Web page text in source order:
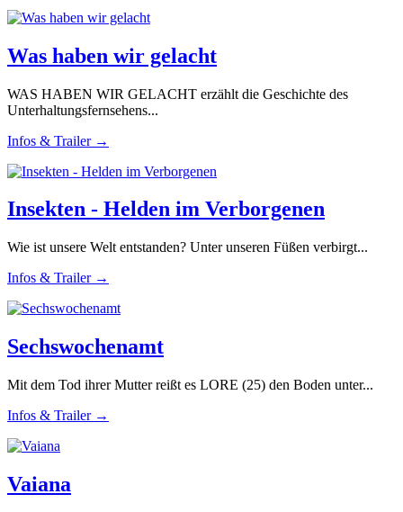
Was haben wir gelacht
WAS HABEN WIR GELACHT erzählt die Geschichte des
Unterhaltungsfernsehens...
Infos & Trailer →
Insekten - Helden im Verborgenen
Wie ist unsere Welt entstanden? Unter unseren Füßen verbirgt...
Infos & Trailer →
Sechswochenamt
Mit dem Tod ihrer Mutter reißt es LORE (25) den Boden unter...
Infos & Trailer →
Vaiana